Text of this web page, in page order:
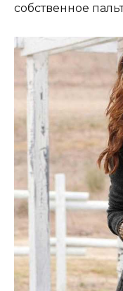
собственное